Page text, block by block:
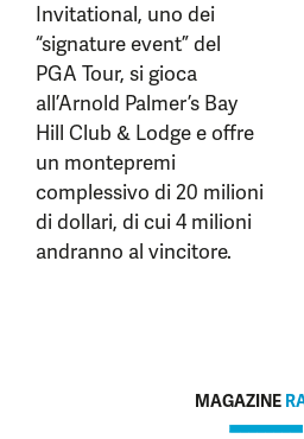
Invitational, uno dei
“signature event” del
PGA Tour, si gioca
all’Arnold Palmer’s Bay
Hill Club & Lodge e offre
un montepremi
complessivo di 20 milioni
di dollari, di cui 4 milioni
andranno al vincitore.
MAGAZINE